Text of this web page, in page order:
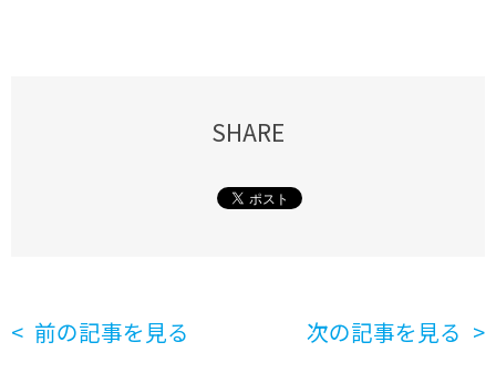
SHARE
前の記事を見る 次の記事を見る